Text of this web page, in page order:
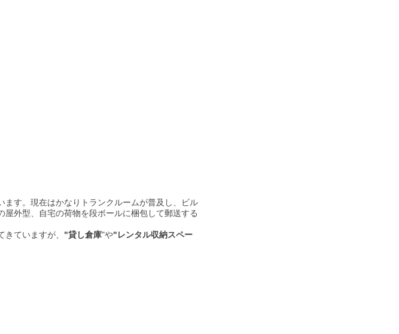
ます。現在はかなりトランクルームが普及し、ビル
外型、自宅の荷物を段ボールに梱包して郵送する
ていますが、 "貸し倉庫"や"レンタル収納スペー